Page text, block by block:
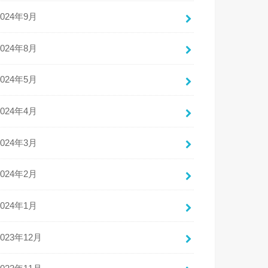
年9月
年8月
年5月
年4月
年3月
年2月
年1月
年12月